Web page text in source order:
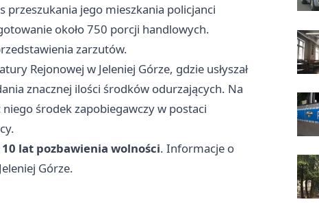
jego mieszkania policjanci
około 750 porcji handlowych.
zarzutów.
Rejonowej w Jeleniej Górze, gdzie usłyszał
znacznej ilości środków odurzających. Na
środek zapobiegawczy w postaci
10 lat pozbawienia wolności. Informacje o
Górze.